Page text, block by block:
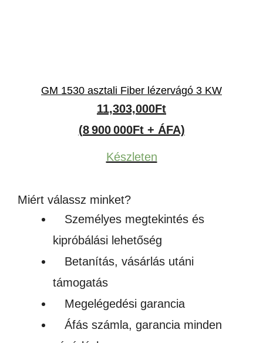
GM 1530 asztali Fiber lézervágó 3 KW
11,303,000Ft
(8 900 000Ft + ÁFA)
Készleten
Miért válassz minket?
Személyes megtekintés és
kipróbálási lehetőség
Betanítás, vásárlás utáni
támogatás
Megelégedési garancia
Áfás számla, garancia minden